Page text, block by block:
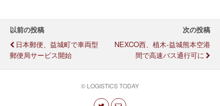
以前の投稿
日本郵便、益城町で車両型
郵便局サービス開始
次の投稿
NEXCO西、植木-益城熊本空港
間で高速バス通行可に
© LOGISTICS TODAY